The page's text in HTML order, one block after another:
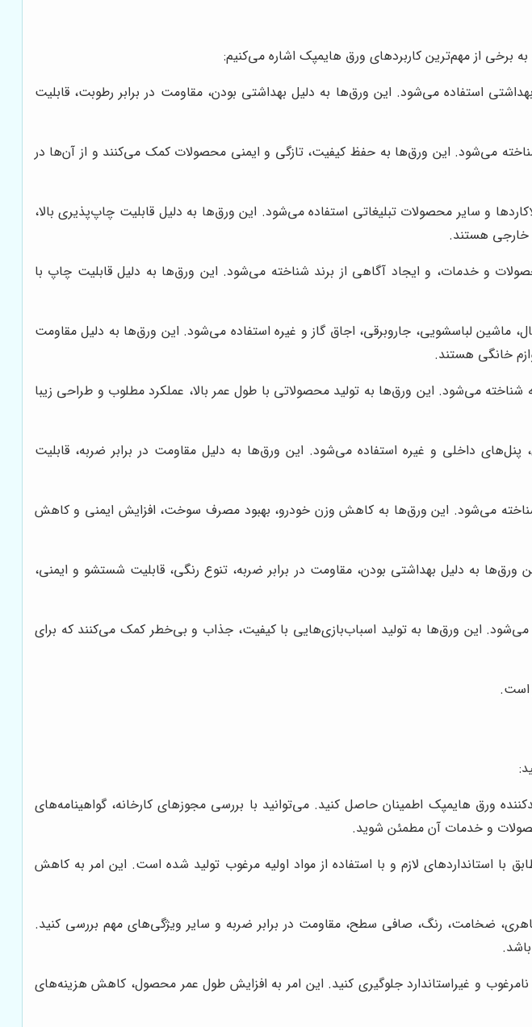
برخی از مهم‌ترین کاربردهای ورق هایمپک اشاره می‌کنیم:
استفاده می‌شود. این ورق‌ها به دلیل بهداشتی بودن، مقاومت در برابر رطوبت، قابلیت
می‌شود. این ورق‌ها به حفظ کیفیت، تازگی و ایمنی محصولات کمک می‌کنند و از آن‌ها در
و سایر محصولات تبلیغاتی استفاده می‌شود. این ورق‌ها به دلیل قابلیت چاپ‌پذیری بالا،
خارجی هستند.
و خدمات، و ایجاد آگاهی از برند شناخته می‌شود. این ورق‌ها به دلیل قابلیت چاپ با
ماشین لباسشویی، جاروبرقی، اجاق گاز و غیره استفاده می‌شود. این ورق‌ها به دلیل مقاومت
خانگی هستند.
می‌شود. این ورق‌ها به تولید محصولاتی با طول عمر بالا، عملکرد مطلوب و طراحی زیبا
داخلی و غیره استفاده می‌شود. این ورق‌ها به دلیل مقاومت در برابر ضربه، قابلیت
می‌شود. این ورق‌ها به کاهش وزن خودرو، بهبود مصرف سوخت، افزایش ایمنی و کاهش
ورق‌ها به دلیل بهداشتی بودن، مقاومت در برابر ضربه، تنوع رنگی، قابلیت شستشو و ایمنی،
این ورق‌ها به تولید اسباب‌بازی‌هایی با کیفیت، جذاب و بی‌خطر کمک می‌کنند که برای
است.
ورق هایمپک اطمینان حاصل کنید. می‌توانید با بررسی مجوزهای کارخانه، گواهینامه‌های
و خدمات آن مطمئن شوید.
با استانداردهای لازم و با استفاده از مواد اولیه مرغوب تولید شده است. این امر به کاهش
ضخامت، رنگ، صافی سطح، مقاومت در برابر ضربه و سایر ویژگی‌های مهم بررسی کنید.
و غیراستاندارد جلوگیری کنید. این امر به افزایش طول عمر محصول، کاهش هزینه‌های